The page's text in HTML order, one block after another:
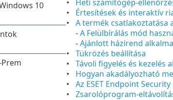
Heti számítógép-
Értesítések és interaktív
A termék csatlakoztatása
-A Felülbírálás mód
-Ajánlott házirend
Tükrözés beállítása
Távoli figyelés és kezelés
Hogyan akadályozható
Az ESET Endpoint
Zsarolóprogram-